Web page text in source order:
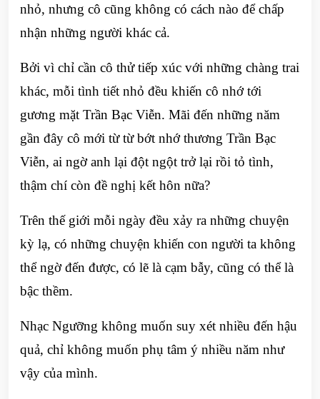
nhỏ, nhưng cô cũng không có cách nào để chấp
nhận những người khác cả.
Bởi vì chỉ cần cô thử tiếp xúc với những chàng trai
khác, mỗi tình tiết nhỏ đều khiến cô nhớ tới
gương mặt Trần Bạc Viễn. Mãi đến những năm
gần đây cô mới từ từ bớt nhớ thương Trần Bạc
Viễn, ai ngờ anh lại đột ngột trở lại rồi tỏ tình,
thậm chí còn đề nghị kết hôn nữa?
Trên thế giới mỗi ngày đều xảy ra những chuyện
kỳ lạ, có những chuyện khiến con người ta không
thể ngờ đến được, có lẽ là cạm bẫy, cũng có thể là
bậc thềm.
Nhạc Ngưỡng không muốn suy xét nhiều đến hậu
quả, chỉ không muốn phụ tâm ý nhiều năm như
vậy của mình.